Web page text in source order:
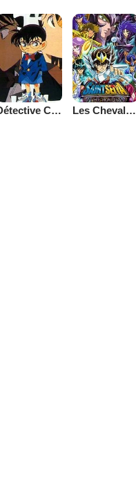
Détective Conan Les Chevaliers du Zodiaque : Chapitre Hadès - Le Sanctuaire